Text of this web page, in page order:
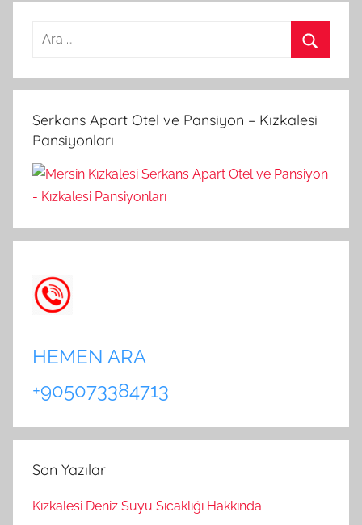
a
a
:
r
a
Serkans Apart Otel ve Pansiyon – Kızkalesi
Pansiyonları
HEMEN ARA
+905073384713
Son Yazılar
Kızkalesi Deniz Suyu Sıcaklığı Hakkında